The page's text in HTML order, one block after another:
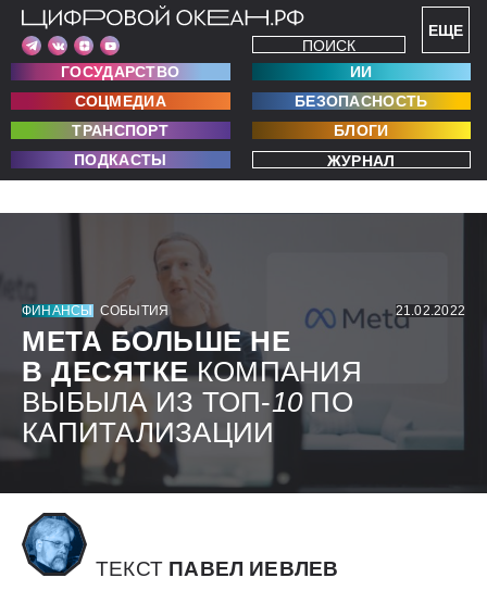
ЕЩЕ
ПОИСК
ГОСУДАРСТВО
ИИ
СОЦМЕДИА
БЕЗОПАСНОСТЬ
ТРАНСПОРТ
БЛОГИ
ПОДКАСТЫ
ЖУРНАЛ
ФИНАНСЫ СОБЫТИЯ 21.02.2022
МЕТА БОЛЬШЕ НЕ
В ДЕСЯТКЕКОМПАНИЯ
ВЫБЫЛА ИЗ ТОП-10 ПО
КАПИТАЛИЗАЦИИ
ТЕКСТ ПАВЕЛ ИЕВЛЕВ